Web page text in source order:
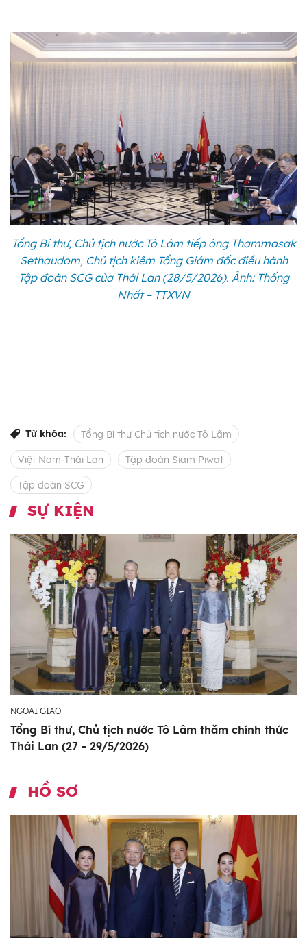
Tổng Bí thư, Chủ tịch nước Tô Lâm tiếp ông Thammasak
Sethaudom, Chủ tịch kiêm Tổng Giám đốc điều hành
Tập đoàn SCG của Thái Lan (28/5/2026). Ảnh: Thống
Nhất – TTXVN
Từ khóa: Tổng Bí thư Chủ tịch nước Tô Lâm
Việt Nam-Thái Lan Tập đoàn Siam Piwat
Tập đoàn SCG
SỰ KIỆN
NGOẠI GIAO
Tổng Bí thư, Chủ tịch nước Tô Lâm thăm chính thức
Thái Lan (27 - 29/5/2026)
HỒ SƠ